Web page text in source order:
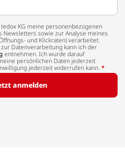
KG meine personenbezogenen
Newsletters sowie zur Analyse meines
und Klickraten) verarbeitet.
Datenverarbeitung kann ich der
entnehmen. Ich wurde darauf
persönlichen Daten jederzeit
jederzeit widerrufen kann. *
anmelden